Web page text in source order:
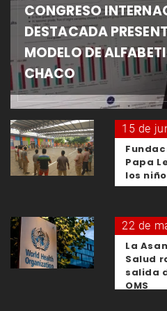
CONGRESO
DESTACADA
MODELO DE
CHACO
15 de
Papa
los
22 de
La
Salud
salida
OMS